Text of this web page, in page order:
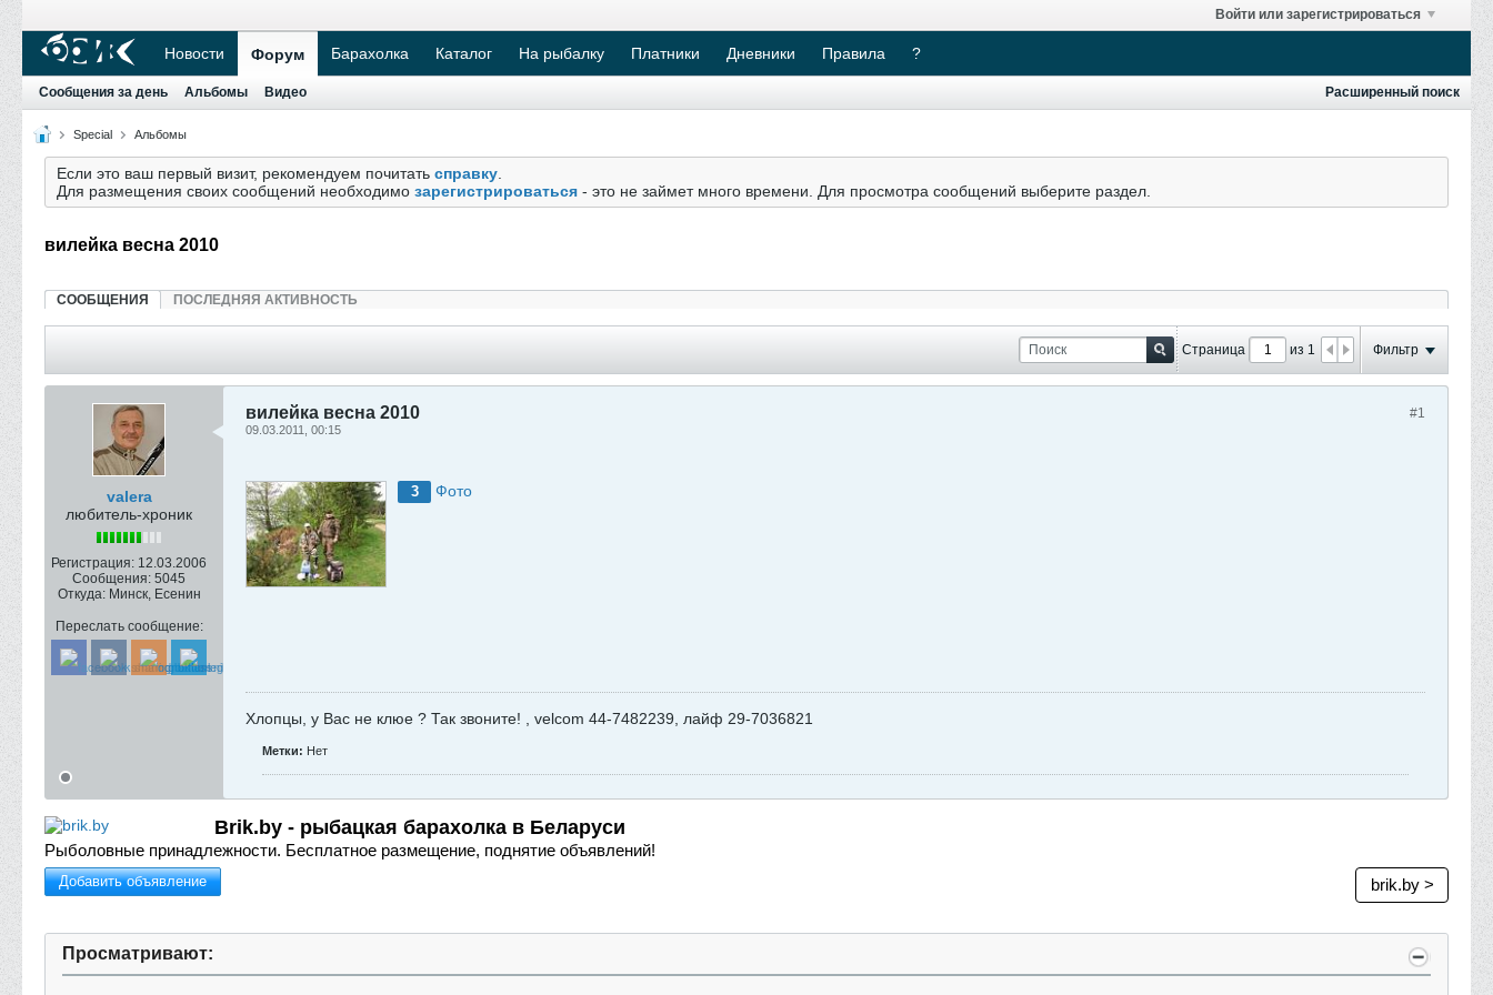
Войти или зарегистрироваться
Новости Форум Барахолка Каталог На рыбалку Платники Дневники Правила ?
Сообщения за день Альбомы Видео Расширенный поиск
Special Альбомы
Если это ваш первый визит, рекомендуем почитать справку
Для размещения своих сообщений необходимо зарегистрироваться - это не займет много времени. Для просмотра сообщений выберите раздел.
вилейка весна 2010
СООБЩЕНИЯ ПОСЛЕДНЯЯ АКТИВНОСТЬ
Страница из 1 Фильтр
valera
любитель-хроник
Регистрация: 12.03.2006
Сообщения: 5045
Откуда: Минск, Есенин
Переслать сообщение:
#1
вилейка весна 2010
09.03.2011, 00:15
3 Фото
Хлопцы, у Вас не клюе ? Так звоните! , velcom 44-7482239, лайф 29-7036821
Метки: Нет
Brik.by - рыбацкая барахолка в Беларуси
Рыболовные принадлежности. Бесплатное размещение, поднятие объявлений!
Добавить объявление brik.by >
Просматривают: